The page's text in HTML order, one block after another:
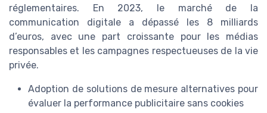
réglementaires. En 2023, le marché de la
communication digitale a dépassé les 8 milliards
d’euros, avec une part croissante pour les médias
responsables et les campagnes respectueuses de la vie
privée.
Adoption de solutions de mesure alternatives pour
évaluer la performance publicitaire sans cookies